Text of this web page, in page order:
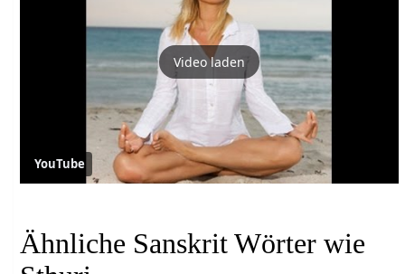
Video laden
YouTube
Ähnliche Sanskrit Wörter wie